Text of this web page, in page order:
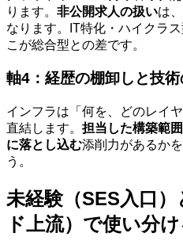
ります。 非公開求人の扱いは
なります。IT特化・ハイクラ
こが総合型との差です。
軸4：経歴の棚卸しと技
インフラは「何を、どのレイ
直結します。 担当した構築範
に落とし込む添削力があるか
う。
未経験（SES入口
ド上流）で使い分け